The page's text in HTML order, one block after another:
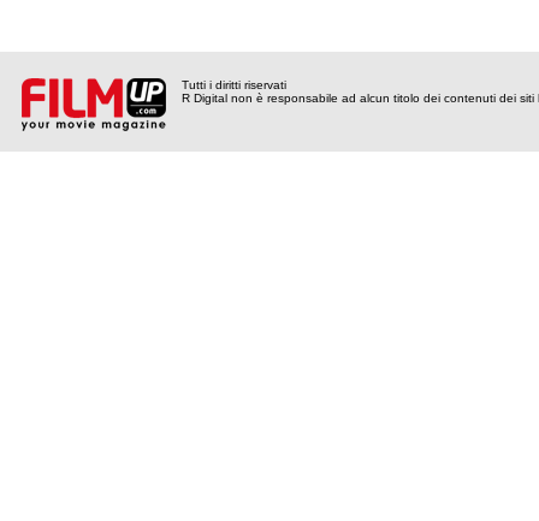
Tutti i diritti riservati
R Digital non è responsabile ad alcun titolo dei contenuti dei siti